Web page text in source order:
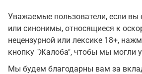
Уважаемые пользователи, если вы
или синонимы, относящиеся к
нецензурной или лексике 18+,
кнопку "Жалоба", чтобы мы могли
Мы будем благодарны вам за